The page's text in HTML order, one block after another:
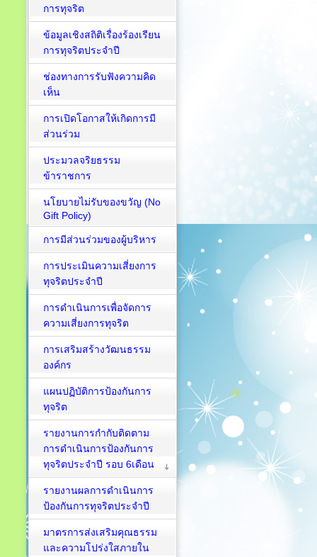
การทุจริต
ข้อมูลเชิงสถิติเรื่องร้องเรียน
การทุจริตประจำปี
ช่องทางการรับฟังความคิด
เห็น
การเปิดโอกาสให้เกิดการมี
ส่วนร่วม
ประมวลจริยธรรม
ข้าราชการ
นโยบายไม่รับของขวัญ (No
Gift Policy)
การมีส่วนร่วมของผู้บริหาร
การประเมินความเสี่ยงการ
ทุจริตประจำปี
การดำเนินการเพื่อจัดการ
ความเสี่ยงการทุจริต
การเสริมสร้างวัฒนธรรม
องค์กร
แผนปฏิบัติการป้องกันการ
ทุจริต
รายงานการกำกับติดตาม
การดำเนินการป้องกันการ
ทุจริตประจำปี รอบ 6เดือน
รายงานผลการดำเนินการ
ป้องกันการทุจริตประจำปี
มาตรการส่งเสริมคุณธรรม
และความโปร่งใสภายใน